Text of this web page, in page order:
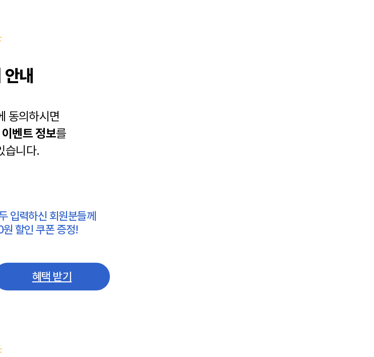
내
동의하시면
이벤트 정보를
습니다.
입력하신 회원분들께
할인 쿠폰 증정!
혜택 받기